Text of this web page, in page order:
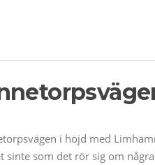
i höjd med
som det rör sig om